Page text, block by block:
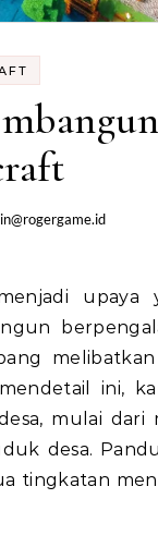
ini,
mulai dari
desa.
tingkatan